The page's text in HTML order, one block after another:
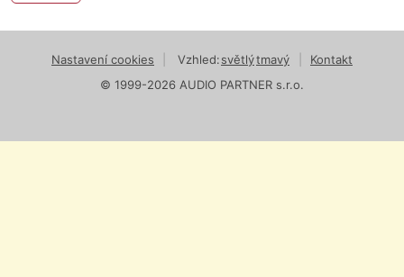
Nastavení cookies Vzhled:světlýtmavý
Kontakt
© 1999-2026 AUDIO PARTNER s.r.o.